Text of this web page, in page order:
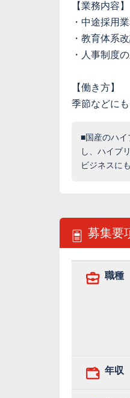
【業務内容】
・中途採用
・教育体系
・人事制度
【働き方】
季節などに
■国産のハイ
し、ハイブ
ビジネスに
募集要
職種
年収